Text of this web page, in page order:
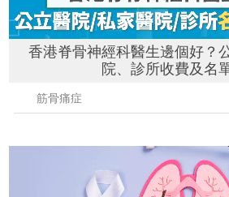
香港脊骨神經科醫生邊個好？
院、診所收費及名
筋骨痛症